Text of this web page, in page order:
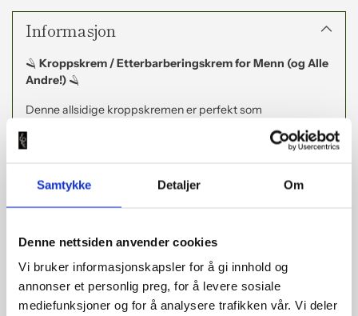
Samtykke Detaljer Om
Denne nettsiden anvender cookies
Vi bruker informasjonskapsler for å gi innhold og
annonser et personlig preg, for å levere sosiale
mediefunksjoner og for å analysere trafikken vår. Vi deler
til
produkt
handlekorga
Informasjon
🪒 Kroppskrem / Etterbarberingskrem for Menn (og Alle
Andre!) 🪒
Denne allsidige kroppskremen er perfekt som
etterbarberingskrem og for heile kroppen! Formulert med
lindrande og naturlege ingrediensar, gir den intens fukt og
har ein maskulin, forfriskande duft av gin – ei nydeleg
blanding av gran, einer og bergamot – som gir ein frisk og
oppkvikkande følelse.
Fordelar:
Beroligande etterbarberingskrem – lindrar irritasjon
etter barbering og gir intensiv fukt